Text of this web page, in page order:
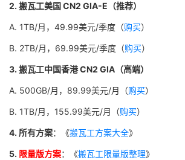
2. 搬瓦工美国 CN2 GIA-E（推荐）
A. 1TB/月，49.99美元/季度（购买）
B. 2TB/月，69.99美元/季度（购买）
3. 搬瓦工中国香港 CN2 GIA（高端）
A. 500GB/月，89.99美元/月（购买）
B. 1TB/月，155.99美元/月（购买）
4. 所有方案：《搬瓦工方案大全》
5. 限量版方案：《搬瓦工限量版整理》